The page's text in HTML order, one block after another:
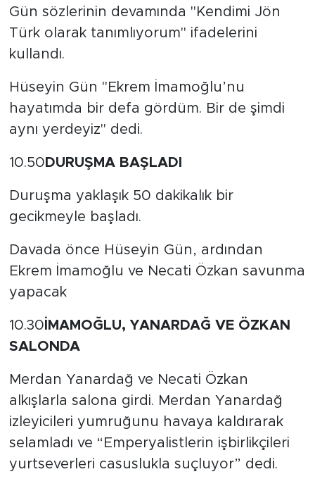
Gün sözlerinin devamında "Kendimi Jön
Türk olarak tanımlıyorum" ifadelerini
kullandı.
Hüseyin Gün "Ekrem İmamoğlu’nu
hayatımda bir defa gördüm. Bir de şimdi
aynı yerdeyiz" dedi.
10.50 DURUŞMA BAŞLADI
Duruşma yaklaşık 50 dakikalık bir
gecikmeyle başladı.
Davada önce Hüseyin Gün, ardından
Ekrem İmamoğlu ve Necati Özkan savunma
yapacak
10.30 İMAMOĞLU, YANARDAĞ VE ÖZKAN
SALONDA
Merdan Yanardağ ve Necati Özkan
alkışlarla salona girdi. Merdan Yanardağ
izleyicileri yumruğunu havaya kaldırarak
selamladı ve “Emperyalistlerin işbirlikçileri
yurtseverleri casuslukla suçluyor” dedi.